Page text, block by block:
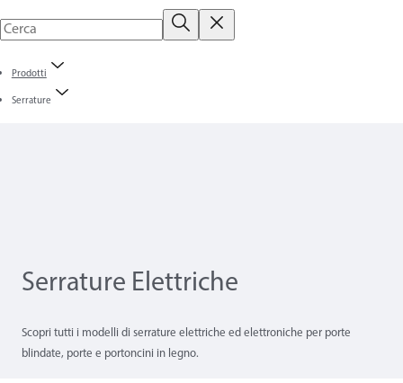
Prodotti
Serrature
Serrature Elettriche
Scopri tutti i modelli di serrature elettriche ed elettroniche per porte
blindate, porte e portoncini in legno.